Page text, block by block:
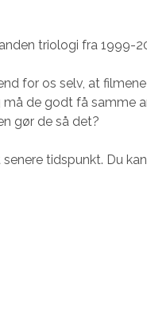
triologi fra 1999-
for os selv, at
må de godt få samme
gør de så det?
tidspunkt. Du